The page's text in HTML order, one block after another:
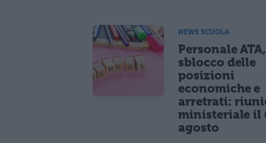
NEWS SCUOLA
Personale ATA,
sblocco delle
posizioni
economiche e
arretrati:
ministeriale il
agosto